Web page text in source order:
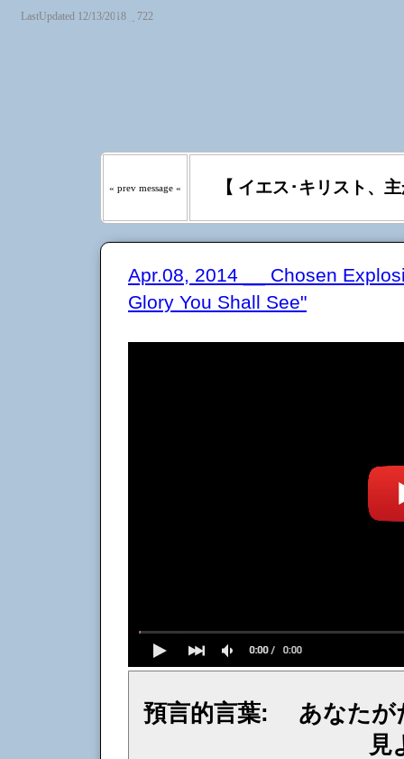
LastUpdated 12/13/2018 _ 722『わたしの羊は わたしの
« prev message « 【 イエス･キリスト、
Apr.08, 2014 __ Chosen
Glory You Shall See"
預言的言葉: あなたが
見